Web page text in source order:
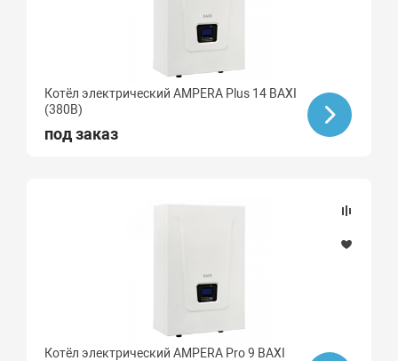
Котёл электрический AMPERA Plus 14 BAXI
(380В)
под заказ
Котёл электрический AMPERA Pro 9 BAXI